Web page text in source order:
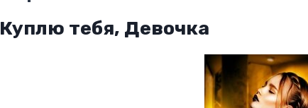
Куплю тебя, Девочка